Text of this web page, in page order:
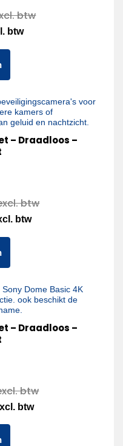
btw
btw
– Draadloos –
btw
btw
– Draadloos –
btw
btw